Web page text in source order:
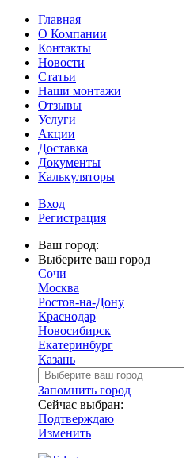
Главная
О Компании
Контакты
Новости
Статьи
Наши монтажи
Отзывы
Услуги
Акции
Доставка
Документы
Калькуляторы
Вход
Регистрация
Ваш город:
Выберите ваш город
Сочи
Москва
Ростов-на-Дону
Краснодар
Новосибирск
Екатеринбург
Казань
Запомнить город
Сейчас выбран:
Подтверждаю
Изменить